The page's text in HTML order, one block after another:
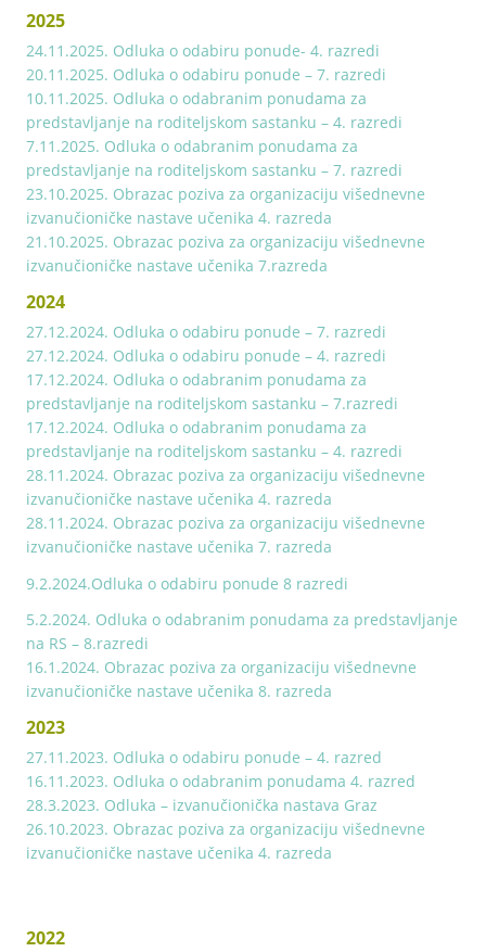
2025
24.11.2025. Odluka o odabiru ponude- 4. razredi
20.11.2025. Odluka o odabiru ponude – 7. razredi
10.11.2025. Odluka o odabranim ponudama za
predstavljanje na roditeljskom sastanku – 4. razredi
7.11.2025. Odluka o odabranim ponudama za
predstavljanje na roditeljskom sastanku – 7. razredi
23.10.2025. Obrazac poziva za organizaciju višednevne
izvanučioničke nastave učenika 4. razreda
21.10.2025. Obrazac poziva za organizaciju višednevne
izvanučioničke nastave učenika 7.razreda
2024
27.12.2024. Odluka o odabiru ponude – 7. razredi
27.12.2024. Odluka o odabiru ponude – 4. razredi
17.12.2024. Odluka o odabranim ponudama za
predstavljanje na roditeljskom sastanku – 7.razredi
17.12.2024. Odluka o odabranim ponudama za
predstavljanje na roditeljskom sastanku – 4. razredi
28.11.2024. Obrazac poziva za organizaciju višednevne
izvanučioničke nastave učenika 4. razreda
28.11.2024. Obrazac poziva za organizaciju višednevne
izvanučioničke nastave učenika 7. razreda
9.2.2024.Odluka o odabiru ponude 8 razredi
5.2.2024. Odluka o odabranim ponudama za predstavljanje
na RS – 8.razredi
16.1.2024. Obrazac poziva za organizaciju višednevne
izvanučioničke nastave učenika 8. razreda
2023
27.11.2023. Odluka o odabiru ponude – 4. razred
16.11.2023. Odluka o odabranim ponudama 4. razred
28.3.2023. Odluka – izvanučionička nastava Graz
26.10.2023. Obrazac poziva za organizaciju višednevne
izvanučioničke nastave učenika 4. razreda
2022